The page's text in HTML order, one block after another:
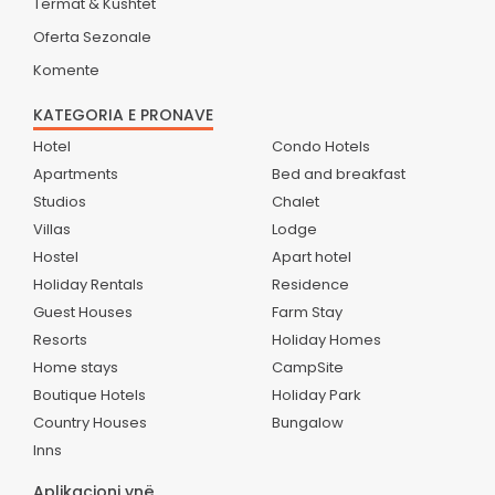
Oferta Sezonale
Komente
KATEGORIA E PRONAVE
Hotel
Apartments
Studios
Villas
Hostel
Holiday Rentals
Guest Houses
Resorts
Home stays
Boutique Hotels
Country Houses
Inns
Condo Hotels
Bed and breakfast
Chalet
Lodge
Apart hotel
Residence
Farm Stay
Holiday Homes
CampSite
Holiday Park
Bungalow